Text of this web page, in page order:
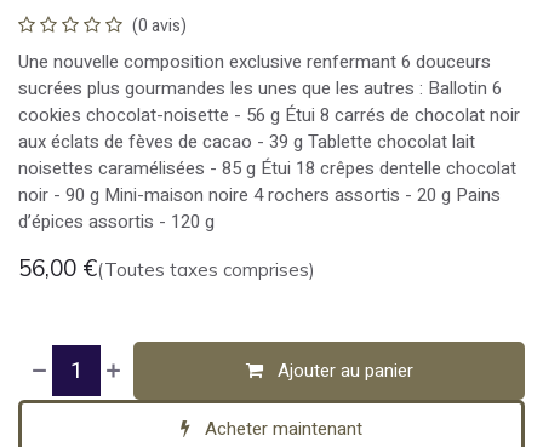
(0 avis)
Une nouvelle composition exclusive renfermant 6 douceurs
sucrées plus gourmandes les unes que les autres : Ballotin 6
cookies chocolat-noisette - 56 g Étui 8 carrés de chocolat noir
aux éclats de fèves de cacao - 39 g Tablette chocolat lait
noisettes caramélisées - 85 g Étui 18 crêpes dentelle chocolat
noir - 90 g Mini-maison noire 4 rochers assortis - 20 g Pains
d’épices assortis - 120 g
56,00 €(Toutes taxes comprises)
Ajouter au panier
Acheter maintenant